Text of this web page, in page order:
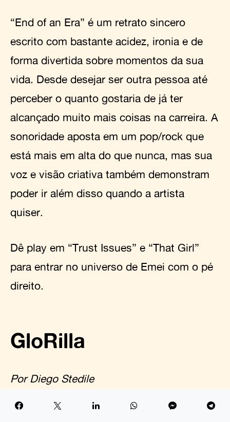
“End of an Era” é um retrato sincero
escrito com bastante acidez, ironia e de
forma divertida sobre momentos da sua
vida. Desde desejar ser outra pessoa até
perceber o quanto gostaria de já ter
alcançado muito mais coisas na carreira. A
sonoridade aposta em um pop/rock que
está mais em alta do que nunca, mas sua
voz e visão criativa também demonstram
poder ir além disso quando a artista
quiser.
Dê play em “Trust Issues” e “That Girl”
para entrar no universo de Emei com o pé
direito.
GloRilla
Por Diego Stedile